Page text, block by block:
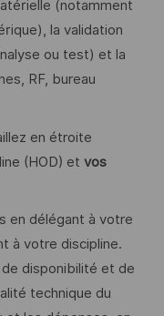
(notamment
la validation
ou test) et la
RF, bureau
en étroite
(HOD) et vos
en délégant à votre
à votre discipline.
disponibilité et de
technique du